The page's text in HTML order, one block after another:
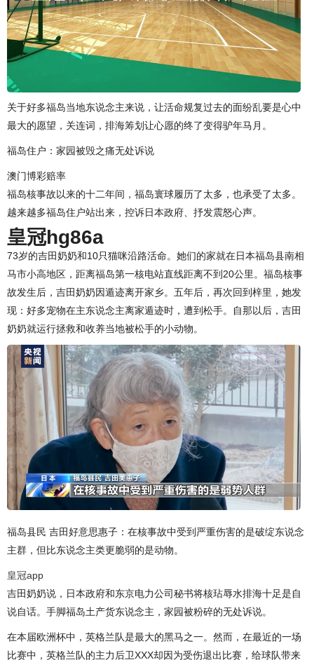
关于好多福岛当地东说念主来说，让活命规复过去的面纷乱要是心中
最大的愿望，关连词，排海筹划让心愿的终了变得驴年马月。
福岛住户：家园被毁之痛无处诉说
澳门博彩赔率
福岛核事故以来的十二年间，福岛寰球履历了太多，也承受了太多。
越来越多福岛住户站出来，控诉日本政府、抒发震怒心声。
皇冠hg86a
73岁的吉田奶奶和10只猫咪沿路活命。她们的家就在日本福岛县南相
马市小高地区，距离福岛第一核电站直线距离不到20公里。福岛核事
故发生后，吉田奶奶因遁迹离开家乡。五年后，再次回到梓里，她发
现：好多宠物在主东说念主离家遁迹时，遭到松手。自那以后，吉田
奶奶就运行拯救和收养当地被松手的小动物。
福岛县民 吉田好意思惠子：在核事故中受到严重伤害的是破绽东说念
主群，但比东说念主类更脆弱的是动物。
皇冠app
吉田奶奶说，日本政府和东京电力公司秘书将核玷辱水排海十足是自
说自话。手脚福岛土产货东说念主，家园被粉碎的无处诉说。
在本届欧洲杯中，英格兰队是最大的黑马之一。然而，在最近的一场
比赛中，英格兰队的主力后卫XXX却因为受伤退出比赛，给球队带来